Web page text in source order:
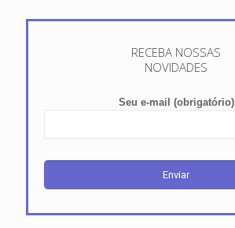
RECEBA NOSSAS
NOVIDADES
Seu e-mail (obrigatório)